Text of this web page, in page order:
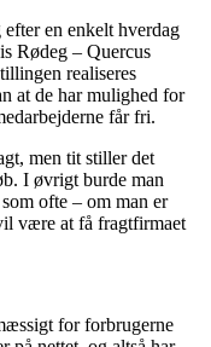
en enkelt hverdag
Rødeg – Quercus
realiseres
at de har mulighed for
får fri.
men tit stiller det
I øvrigt burde man
ofte – om man er
være at få fragtfirmaet
for forbrugerne